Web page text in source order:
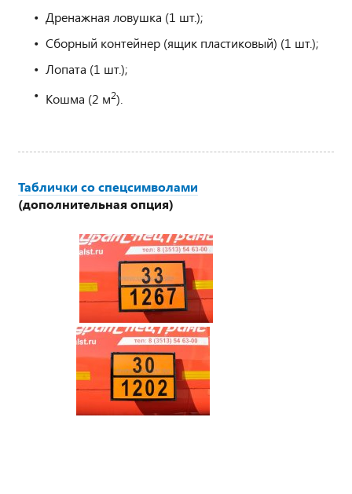
Дренажная ловушка (1 шт.);
Сборный контейнер (ящик пластиковый) (1 шт.);
Лопата (1 шт.);
Кошма (2 м2).
Таблички со спецсимволами
(дополнительная опция)